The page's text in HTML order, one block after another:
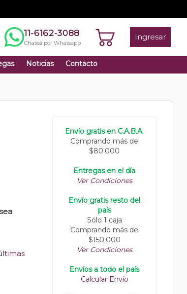
11-6162-3088
Chateá por Whatsapp
Ingresar
Noticias Contacto
Envío gratis en C.A.B.A.
Comprando más de
$80.000
Entregas en el día
Ver Condiciones
Envío gratis resto del
país
Sólo 1 caja
Comprando más de
$150.000
Ver Condiciones
Envíos a todo el país
Calcular Envío